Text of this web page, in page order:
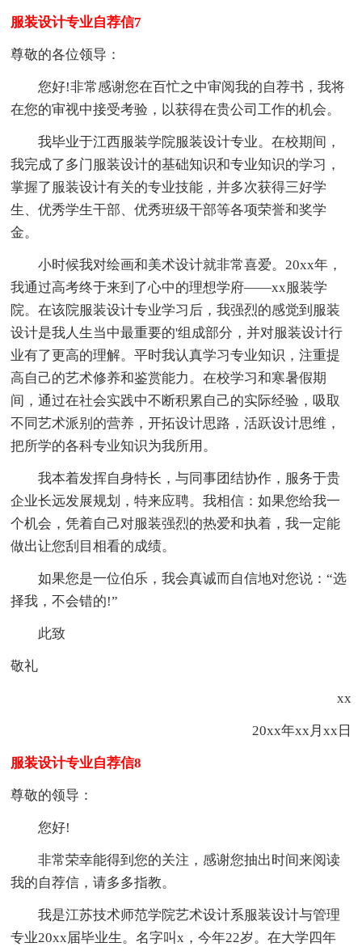
服装设计专业自荐信7
尊敬的各位领导：
您好!非常感谢您在百忙之中审阅我的自荐书，我将
在您的审视中接受考验，以获得在贵公司工作的机会。
我毕业于江西服装学院服装设计专业。在校期间，
我完成了多门服装设计的基础知识和专业知识的学习，
掌握了服装设计有关的专业技能，并多次获得三好学
生、优秀学生干部、优秀班级干部等各项荣誉和奖学
金。
小时候我对绘画和美术设计就非常喜爱。20xx年，
我通过高考终于来到了心中的理想学府——xx服装学
院。在该院服装设计专业学习后，我强烈的感觉到服装
设计是我人生当中最重要的'组成部分，并对服装设计行
业有了更高的理解。平时我认真学习专业知识，注重提
高自己的艺术修养和鉴赏能力。在校学习和寒暑假期
间，通过在社会实践中不断积累自己的实际经验，吸取
不同艺术派别的营养，开拓设计思路，活跃设计思维，
把所学的各科专业知识为我所用。
我本着发挥自身特长，与同事团结协作，服务于贵
企业长远发展规划，特来应聘。我相信：如果您给我一
个机会，凭着自己对服装强烈的热爱和执着，我一定能
做出让您刮目相看的成绩。
如果您是一位伯乐，我会真诚而自信地对您说：“选
择我，不会错的!”
此致
敬礼
xx
20xx年xx月xx日
服装设计专业自荐信8
尊敬的领导：
您好!
非常荣幸能得到您的关注，感谢您抽出时间来阅读
我的自荐信，请多多指教。
我是江苏技术师范学院艺术设计系服装设计与管理
专业20xx届毕业生。名字叫x，今年22岁。在大学四年